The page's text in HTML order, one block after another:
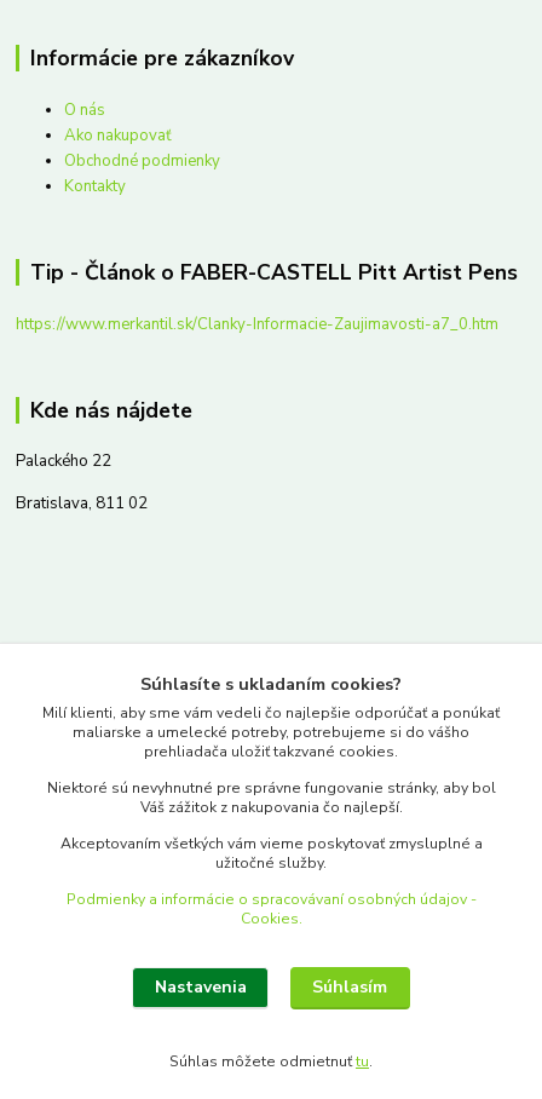
Informácie pre zákazníkov
O nás
Ako nakupovať
Obchodné podmienky
Kontakty
Tip - Článok o FABER-CASTELL Pitt Artist Pens
https://www.merkantil.sk/Clanky-Informacie-Zaujimavosti-a7_0.htm
Kde nás nájdete
Palackého 22
Bratislava, 811 02
www.merkantil.sk
Pondelok-Piatok: 9.00-17.00hod.
objednavky@merkantil-obchod.sk
Upraviť zber cookies.
Súhlasíte s ukladaním cookies?
Milí klienti, aby sme vám vedeli čo najlepšie odporúčať a ponúkať
maliarske a umelecké potreby, potrebujeme si do vášho
prehliadača uložiť takzvané cookies.
Niektoré sú nevyhnutné pre správne fungovanie stránky, aby bol
Váš zážitok z nakupovania čo najlepší.
Akceptovaním všetkých vám vieme poskytovať zmysluplné a
užitočné služby.
Podmienky a informácie o spracovávaní osobných údajov -
Cookies.
Nastavenia Súhlasím
Súhlas môžete odmietnuťtu.